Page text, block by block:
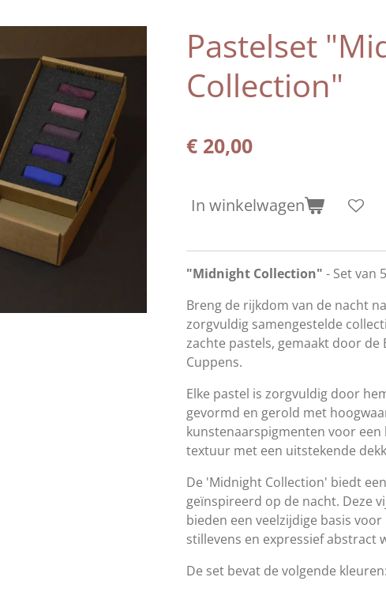
Pastelset
Collection"
€ 20,00
In winkelwagen
"Midnight Collection" - Set van
Breng de rijkdom van de nacht
zorgvuldig samengestelde
zachte pastels, gemaakt door de
Cuppens.
Elke pastel is zorgvuldig door
gevormd en gerold met
kunstenaarspigmenten voor
textuur met een uitstekende
De 'Midnight Collection' biedt
geïnspireerd op de nacht. Deze
bieden een veelzijdige basis
stillevens en expressief abstract
De set bevat de volgende kleuren: